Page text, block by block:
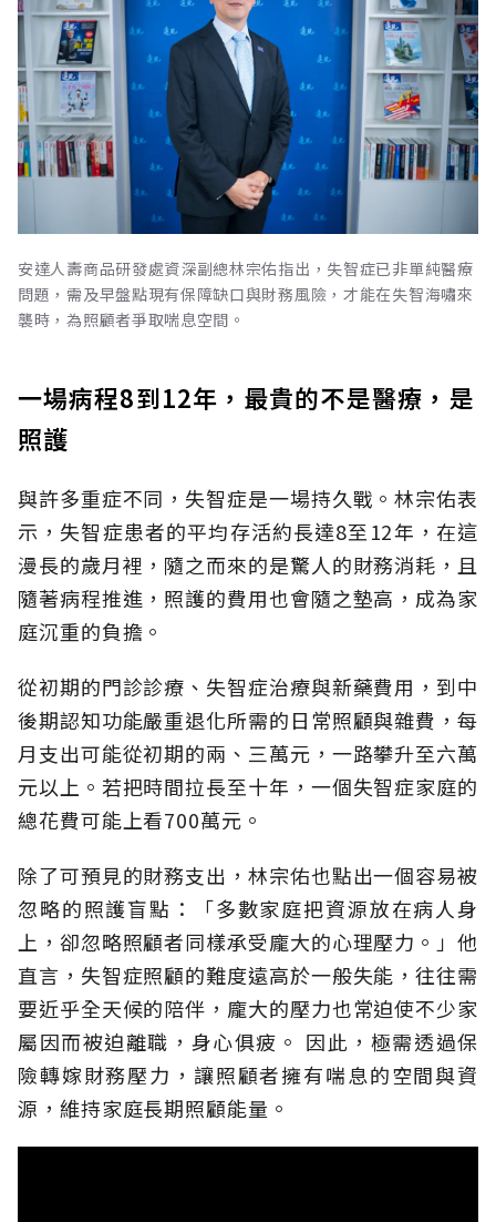
安達人壽商品研發處資深副總林宗佑指出，失智症已非單純醫療
問題，需及早盤點現有保障缺口與財務風險，才能在失智海嘯來
襲時，為照顧者爭取喘息空間。
一場病程8到12年，最貴的不是醫療，是
照護
與許多重症不同，失智症是一場持久戰。林宗佑表
示，失智症患者的平均存活約長達8至12年，在這
漫長的歲月裡，隨之而來的是驚人的財務消耗，且
隨著病程推進，照護的費用也會隨之墊高，成為家
庭沉重的負擔。
從初期的門診診療、失智症治療與新藥費用，到中
後期認知功能嚴重退化所需的日常照顧與雜費，每
月支出可能從初期的兩、三萬元，一路攀升至六萬
元以上。若把時間拉長至十年，一個失智症家庭的
總花費可能上看700萬元。
除了可預見的財務支出，林宗佑也點出一個容易被
忽略的照護盲點：「多數家庭把資源放在病人身
上，卻忽略照顧者同樣承受龐大的心理壓力。」他
直言，失智症照顧的難度遠高於一般失能，往往需
要近乎全天候的陪伴，龐大的壓力也常迫使不少家
屬因而被迫離職，身心俱疲。 因此，極需透過保
險轉嫁財務壓力，讓照顧者擁有喘息的空間與資
源，維持家庭長期照顧能量。